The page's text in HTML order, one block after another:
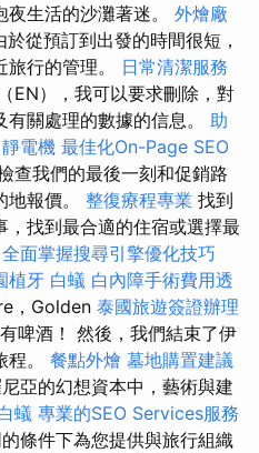
生活的沙灘著迷。 外燴廠
於從預訂到出發的時間很短，
行的管理。 日常清潔服務
EN），我可以要求刪除，對
關處理的數據的信息。 助
靜電機 最佳化On-Page SEO
查我們的最後一刻和促銷路
報價。 整復療程專業 找到
找到最合適的住宿或選擇最
全面掌握搜尋引擎優化技巧
植牙 白蟻 白內障手術費用透
，Golden 泰國旅遊簽證辦理
啤酒！ 然後，我們結束了伊
。 餐點外燴 墓地購置建議
亞的幻想資本中，藝術與建
蟻 專業的SEO Services服務
條件下為您提供與旅行組織